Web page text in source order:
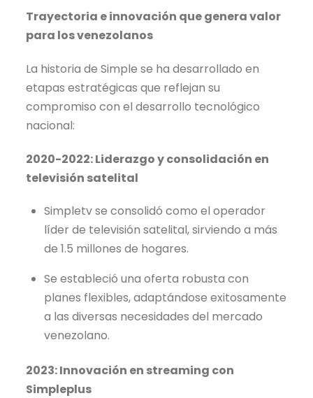
Trayectoria e innovación que genera valor
para los venezolanos
La historia de Simple se ha desarrollado en
etapas estratégicas que reflejan su
compromiso con el desarrollo tecnológico
nacional:
2020-2022: Liderazgo y consolidación en
televisión satelital
Simpletv se consolidó como el operador
líder de televisión satelital, sirviendo a más
de 1.5 millones de hogares.
Se estableció una oferta robusta con
planes flexibles, adaptándose exitosamente
a las diversas necesidades del mercado
venezolano.
2023: Innovación en streaming con
Simpleplus